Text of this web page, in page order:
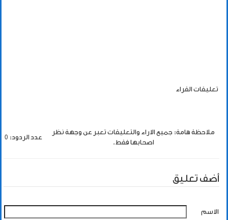
تعليقات القراء
ملاحظة هامة: جميع الاراء والتعليقات تعبر عن وجهة نظر
اصحابها فقط.
عدد الردود: 0
أضف تعليق
الاسم